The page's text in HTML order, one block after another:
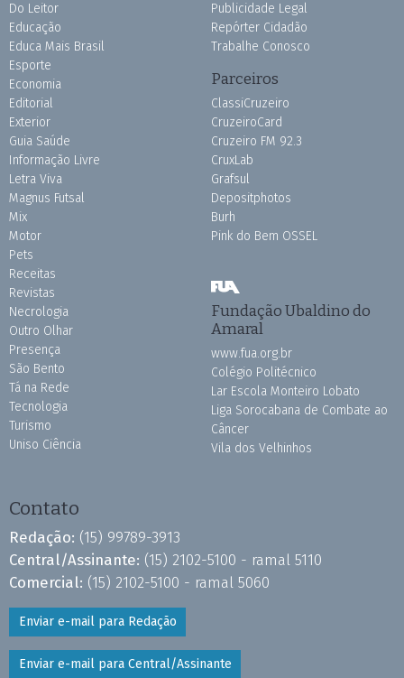
Do Leitor
Educação
Educa Mais Brasil
Esporte
Economia
Editorial
Exterior
Guia Saúde
Informação Livre
Letra Viva
Magnus Futsal
Mix
Motor
Pets
Receitas
Revistas
Necrologia
Outro Olhar
Presença
São Bento
Tá na Rede
Tecnologia
Turismo
Uniso Ciência
Publicidade Legal
Repórter Cidadão
Trabalhe Conosco
Parceiros
ClassiCruzeiro
CruzeiroCard
Cruzeiro FM 92.3
CruxLab
Grafsul
Depositphotos
Burh
Pink do Bem OSSEL
Fundação Ubaldino do
Amaral
www.fua.org.br
Colégio Politécnico
Lar Escola Monteiro Lobato
Liga Sorocabana de Combate ao
Câncer
Vila dos Velhinhos
Contato
Redação: (15) 99789-3913
Central/Assinante: (15) 2102-5100 - ramal 5110
Comercial: (15) 2102-5100 - ramal 5060
Enviar e-mail para Redação
Enviar e-mail para Central/Assinante